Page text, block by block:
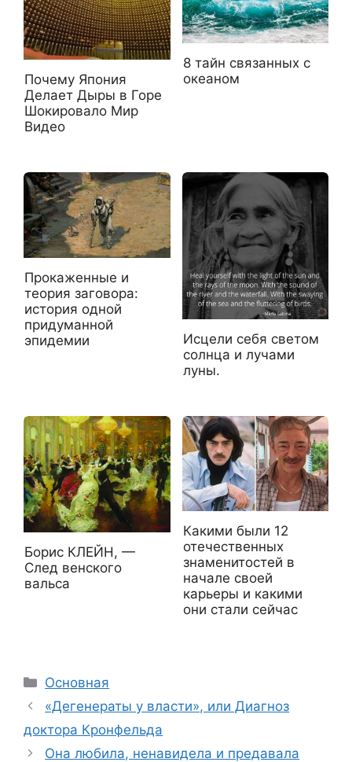
Почему Япония
Делает Дыры в Горе
Шокировало Мир
Видео
8 тайн связанных с
океаном
Прокаженные и
теория заговора:
история одной
придуманной
эпидемии
Исцели себя светом
солнца и лучами
луны.
Борис КЛЕЙН, —
След венского
вальса
Какими были 12
отечественных
знаменитостей в
начале своей
карьеры и какими
они стали сейчас
Рубрики
Основная
«Дегенераты у власти», или Диагноз
доктора Кронфельда
Она любила, ненавидела и предавала